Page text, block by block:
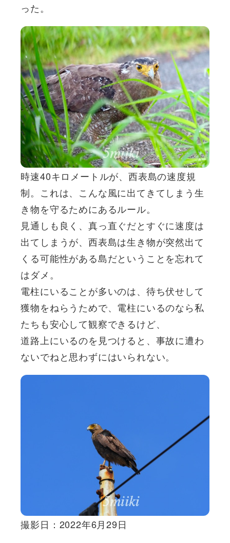
った。
時速40キロメートルが、西表島の速度規
制。これは、こんな風に出てきてしまう生
き物を守るためにあるルール。
見通しも良く、真っ直ぐだとすぐに速度は
出てしまうが、西表島は生き物が突然出て
くる可能性がある島だということを忘れて
はダメ。
電柱にいることが多いのは、待ち伏せして
獲物をねらうためで、電柱にいるのなら私
たちも安心して観察できるけど、
道路上にいるのを見つけると、事故に遭わ
ないでねと思わずにはいられない。
撮影日：2022年6月29日